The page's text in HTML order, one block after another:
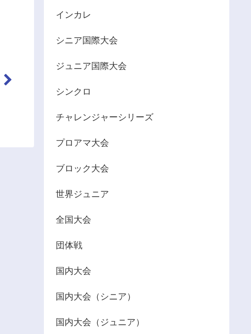
インカレ
シニア国際大会
ジュニア国際大会
シンクロ
チャレンジャーシリーズ
プロアマ大会
ブロック大会
世界ジュニア
全国大会
団体戦
国内大会
国内大会（シニア）
国内大会（ジュニア）